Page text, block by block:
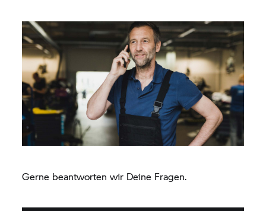
Gerne beantworten wir Deine Fragen.